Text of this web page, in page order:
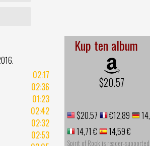
02:17
02:36
01:23
02:42
02:32
02:53
Kup ten album
$20.57
$20.57 €12,89
14,71 €
14,59 €
Spirit of Rock is reader-